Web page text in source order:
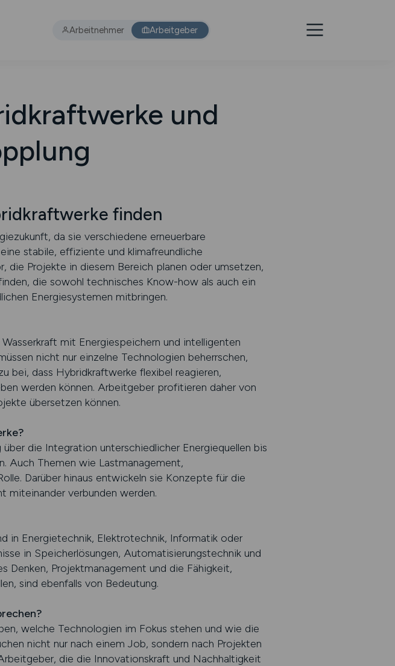
Arbeitnehmer Arbeitgeber
und
finden
da sie verschiedene erneuerbare
stabile, effiziente und klimafreundliche
die Projekte in diesem Bereich planen oder umsetzen,
die sowohl technisches Know-how als auch ein
Energiesystemen mitbringen.
mit Energiespeichern und intelligenten
nicht nur einzelne Technologien beherrschen,
bei, dass Hybridkraftwerke flexibel reagieren,
werden können. Arbeitgeber profitieren daher von
übersetzen können.
die Integration unterschiedlicher Energiequellen bis
Auch Themen wie Lastmanagement,
Darüber hinaus entwickeln sie Konzepte für die
miteinander verbunden werden.
in Energietechnik, Elektrotechnik, Informatik oder
in Speicherlösungen, Automatisierungstechnik und
Denken, Projektmanagement und die Fähigkeit,
sind ebenfalls von Bedeutung.
welche Technologien im Fokus stehen und wie die
nicht nur nach einem Job, sondern nach Projekten
die die Innovationskraft und Nachhaltigkeit